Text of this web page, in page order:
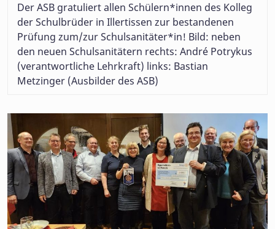
Der ASB gratuliert allen Schülern*innen des Kolleg
der Schulbrüder in Illertissen zur bestandenen
Prüfung zum/zur Schulsanitäter*in! Bild: neben
den neuen Schulsanitätern rechts: André Potrykus
(verantwortliche Lehrkraft) links: Bastian
Metzinger (Ausbilder des ASB)